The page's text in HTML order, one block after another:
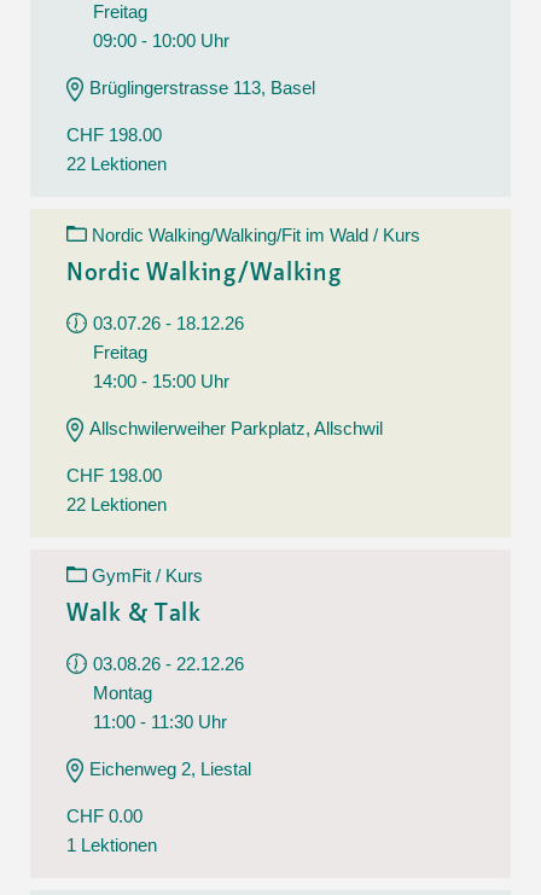
Freitag
09:00 - 10:00 Uhr
Brüglingerstrasse 113, Basel
CHF 198.00
22 Lektionen
Nordic Walking/Walking/Fit im Wald / Kurs
Nordic Walking/Walking
03.07.26 - 18.12.26
Freitag
14:00 - 15:00 Uhr
Allschwilerweiher Parkplatz, Allschwil
CHF 198.00
22 Lektionen
GymFit / Kurs
Walk & Talk
03.08.26 - 22.12.26
Montag
11:00 - 11:30 Uhr
Eichenweg 2, Liestal
CHF 0.00
1 Lektionen